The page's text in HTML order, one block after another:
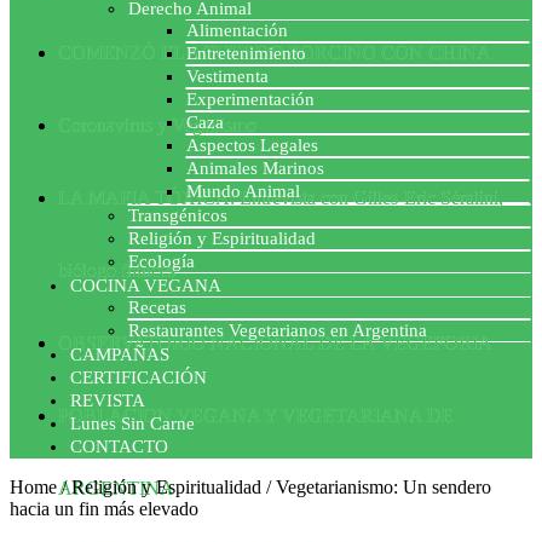
COMENZÓ EL ACUERDO PORCINO CON CHINA
Coronavirus y Veganismo
LA MAFIA TÓXICA: Entrevista con Gilles-Eric Séralini,
biólogo francés
OBSERVATORIO NACIONAL DE LA VEGEFOBIA
POBLACION VEGANA Y VEGETARIANA DE
ARGENTINA
Derecho Animal
Alimentación
Entretenimiento
Vestimenta
Experimentación
Caza
Aspectos Legales
Animales Marinos
Mundo Animal
Transgénicos
Religión y Espiritualidad
Ecología
COCINA VEGANA
Recetas
Restaurantes Vegetarianos en Argentina
CAMPAÑAS
CERTIFICACIÓN
REVISTA
Lunes Sin Carne
CONTACTO
Home/Religión y Espiritualidad /Vegetarianismo: Un sendero
hacia un fin más elevado